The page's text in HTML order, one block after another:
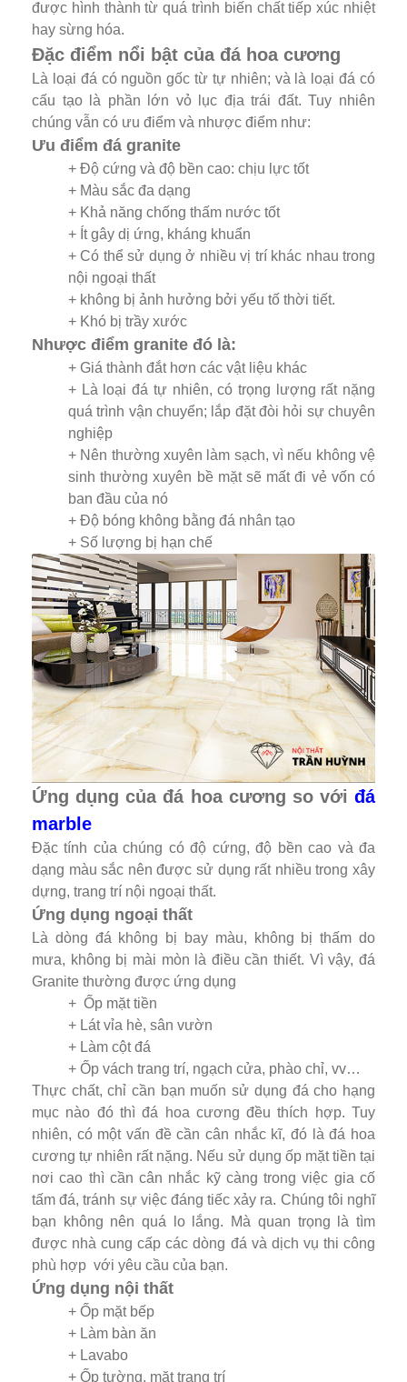
được hình thành từ quá trình biến chất tiếp xúc nhiệt
hay sừng hóa.
Đặc điểm nổi bật của đá hoa cương
Là loại đá có nguồn gốc từ tự nhiên; và là loại đá có
cấu tạo là phần lớn vỏ lục địa trái đất. Tuy nhiên
chúng vẫn có ưu điểm và nhược điểm như:
Ưu điểm đá granite
+ Độ cứng và độ bền cao: chịu lực tốt
+ Màu sắc đa dạng
+ Khả năng chống thấm nước tốt
+ Ít gây dị ứng, kháng khuẩn
+ Có thể sử dụng ở nhiều vị trí khác nhau trong
nội ngoại thất
+ không bị ảnh hưởng bởi yếu tố thời tiết.
+ Khó bị trầy xước
Nhược điểm granite đó là:
+ Giá thành đắt hơn các vật liệu khác
+ Là loại đá tự nhiên, có trọng lượng rất nặng
quá trình vận chuyển; lắp đặt đòi hỏi sự chuyên
nghiệp
+ Nên thường xuyên làm sạch, vì nếu không vệ
sinh thường xuyên bề mặt sẽ mất đi vẻ vốn có
ban đầu của nó
+ Độ bóng không bằng đá nhân tạo
+ Số lượng bị hạn chế
Ứng dụng của đá hoa cương so với đá
marble
Đặc tính của chúng có độ cứng, độ bền cao và đa
dạng màu sắc nên được sử dụng rất nhiều trong xây
dựng, trang trí nội ngoại thất.
Ứng dụng ngoại thất
Là dòng đá không bị bay màu, không bị thấm do
mưa, không bị mài mòn là điều cần thiết. Vì vậy, đá
Granite thường được ứng dụng
+ Ốp mặt tiền
+ Lát vỉa hè, sân vườn
+ Làm cột đá
+ Ốp vách trang trí, ngạch cửa, phào chỉ, vv…
Thực chất, chỉ cần bạn muốn sử dụng đá cho hạng
mục nào đó thì đá hoa cương đều thích hợp. Tuy
nhiên, có một vấn đề cần cân nhắc kĩ, đó là đá hoa
cương tự nhiên rất nặng. Nếu sử dụng ốp mặt tiền tại
nơi cao thì cần cân nhắc kỹ càng trong việc gia cố
tấm đá, tránh sự việc đáng tiếc xảy ra. Chúng tôi nghĩ
bạn không nên quá lo lắng. Mà quan trọng là tìm
được nhà cung cấp các dòng đá và dịch vụ thi công
phù hợp với yêu cầu của bạn.
Ứng dụng nội thất
+ Ốp mặt bếp
+ Làm bàn ăn
+ Lavabo
+ Ốp tường, mặt trang trí